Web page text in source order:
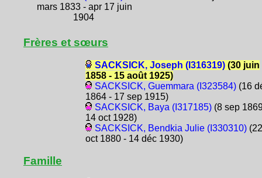
mars 1833 - apr 17 juin
1904
Frères et sœurs
SACKSICK, Joseph (I316319)(30 juin
1858 - 15 août 1925)
SACKSICK, Guemmara (I323584)(16
1864 - 17 sep 1915)
SACKSICK, Baya (I317185)(8 sep
14 oct 1928)
SACKSICK, Bendkia Julie (I330310)(22
oct 1880 - 14 déc 1930)
Famille